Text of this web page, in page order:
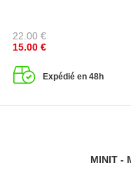
22.00 €
15.00 €
Expédié en 48h
MINIT -